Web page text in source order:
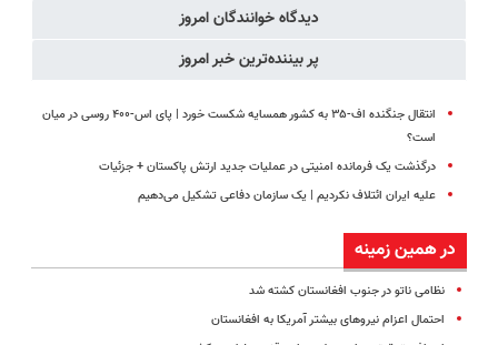
دیدگاه خوانندگان امروز
پر بیننده‌ترین خبر امروز
انتقال جنگنده اف-۳۵ به کشور همسایه شکست خورد | پای اس‑۴۰۰ روسی در میان
است؟
درگذشت یک فرمانده امنیتی در عملیات جدید ارتش پاکستان + جزئیات
علیه ایران ائتلاف نکردیم | یک سازمان دفاعی تشکیل می‌دهیم
در همین زمینه
نظامی ناتو در جنوب افغانستان کشته شد
احتمال اعزام نیروهای بیشتر آمریکا به افغانستان